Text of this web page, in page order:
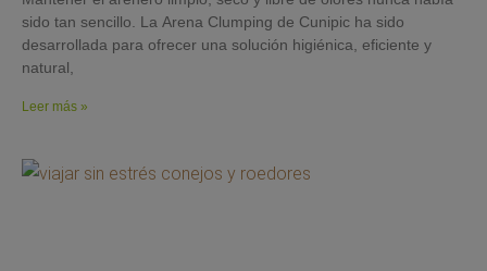
sido tan sencillo. La Arena Clumping de Cunipic ha sido
desarrollada para ofrecer una solución higiénica, eficiente y
natural,
Leer más »